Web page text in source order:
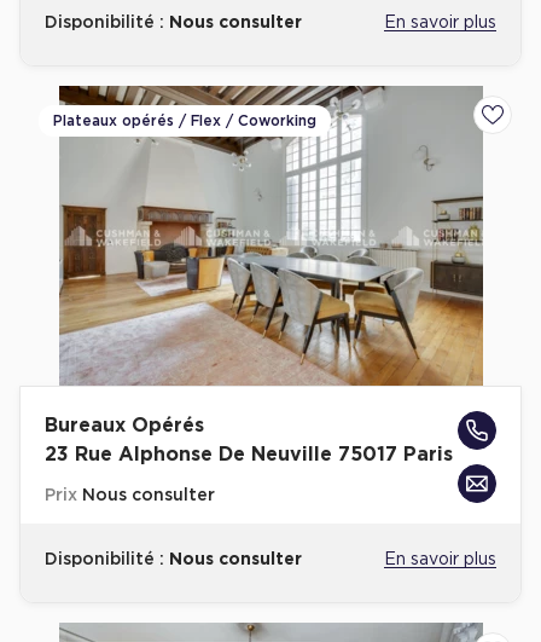
Disponibilité : Nous consulter En savoir plus
Plateaux opérés / Flex / Coworking
Bureaux Opérés
23 Rue Alphonse De Neuville 75017 Paris
Prix Nous consulter
Disponibilité : Nous consulter En savoir plus